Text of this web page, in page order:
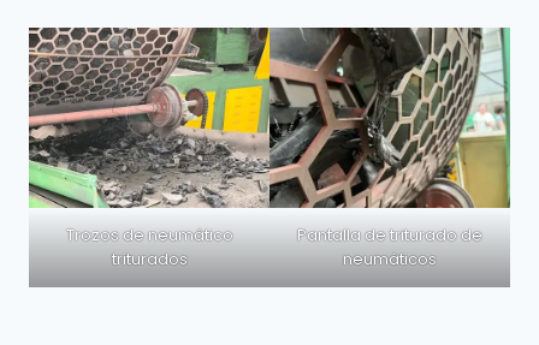
Trozos de neumático
triturados
Pantalla de triturado de
neumáticos